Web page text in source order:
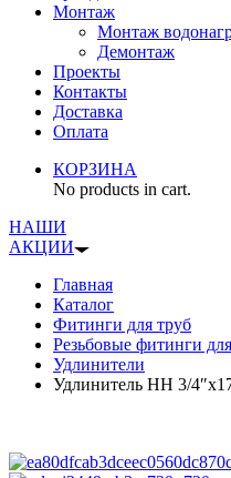
Монтаж
Монтаж
Демонтаж
Проекты
Контакты
Доставка
Оплата
КОРЗИНА
No products in cart.
НАШИ
АКЦИИ
Главная
Каталог
Фитинги для труб
Резьбовые фитинги
Удлинители
Удлинитель НН 3/